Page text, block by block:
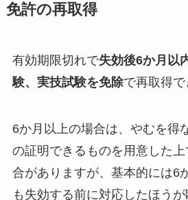
免許の再取得
有効期限切れで失効後6か月以
験、実技試験を免除で再取得で
6か月以上の場合は、やむを得
の証明できるものを用意した
合がありますが、 基本的には6
も失効する前に対応したほう